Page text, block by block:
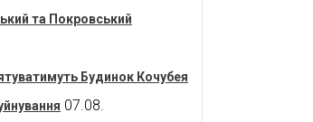
та Покровський
Будинок Кочубея
07.08.